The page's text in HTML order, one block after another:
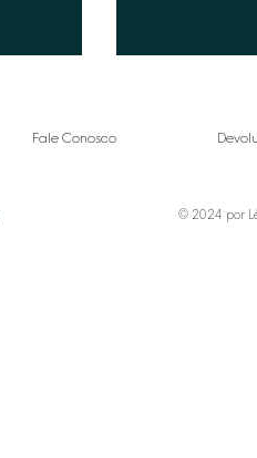
Fale Conosco
© 2024 por